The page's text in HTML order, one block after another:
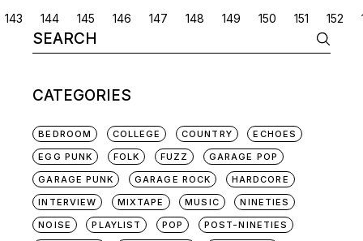
POSTS
NAVIGATION
143 144 145 146 147 148 149 150 151 152
Search
for:
CATEGORIES
BEDROOM COLLEGE COUNTRY
ECHOES
EGG PUNK
FOLK FUZZ
GARAGE POP
GARAGE PUNK
GARAGE ROCK
HARDCORE
INTERVIEW
MIXTAPE MUSIC
NINETIES
NOISE
PLAYLIST POP
POST-NINETIES